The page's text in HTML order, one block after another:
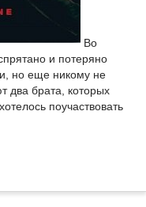
Во
и потеряно
но еще никому не
два брата, которых
поучаствовать